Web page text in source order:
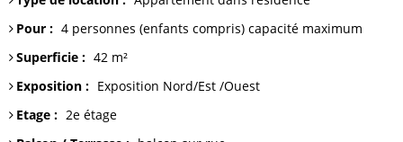
Pour : 4 personnes (enfants compris) capacité maximum
Superficie : 42 m²
Exposition : Exposition Nord/Est /Ouest
Etage : 2e étage